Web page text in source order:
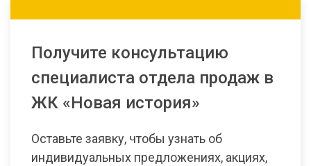
Получите консультацию
специалиста отдела продаж в
ЖК «Новая история»
Оставьте заявку, чтобы узнать об
индивидуальных предложениях, акциях,